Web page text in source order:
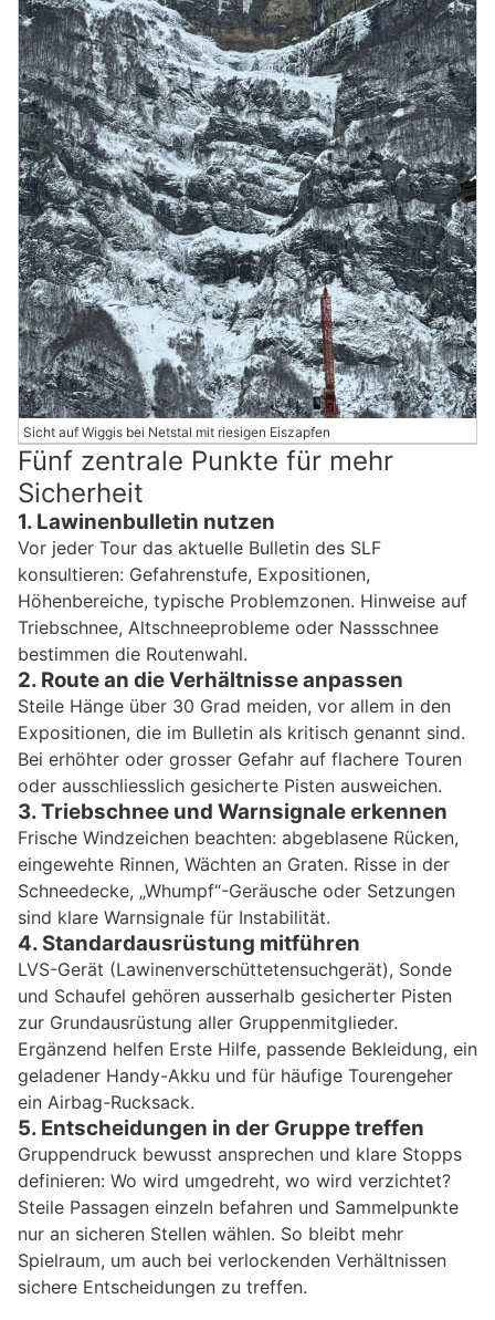
Sicht auf Wiggis bei Netstal mit riesigen Eiszapfen
Fünf zentrale Punkte für mehr
Sicherheit
1. Lawinenbulletin nutzen
Vor jeder Tour das aktuelle Bulletin des SLF
konsultieren: Gefahrenstufe, Expositionen,
Höhenbereiche, typische Problemzonen. Hinweise auf
Triebschnee, Altschneeprobleme oder Nassschnee
bestimmen die Routenwahl.
2. Route an die Verhältnisse anpassen
Steile Hänge über 30 Grad meiden, vor allem in den
Expositionen, die im Bulletin als kritisch genannt sind.
Bei erhöhter oder grosser Gefahr auf flachere Touren
oder ausschliesslich gesicherte Pisten ausweichen.
3. Triebschnee und Warnsignale erkennen
Frische Windzeichen beachten: abgeblasene Rücken,
eingewehte Rinnen, Wächten an Graten. Risse in der
Schneedecke, „Whumpf“-Geräusche oder Setzungen
sind klare Warnsignale für Instabilität.
4. Standardausrüstung mitführen
LVS-Gerät (Lawinenverschüttetensuchgerät), Sonde
und Schaufel gehören ausserhalb gesicherter Pisten
zur Grundausrüstung aller Gruppenmitglieder.
Ergänzend helfen Erste Hilfe, passende Bekleidung, ein
geladener Handy-Akku und für häufige Tourengeher
ein Airbag-Rucksack.
5. Entscheidungen in der Gruppe treffen
Gruppendruck bewusst ansprechen und klare Stopps
definieren: Wo wird umgedreht, wo wird verzichtet?
Steile Passagen einzeln befahren und Sammelpunkte
nur an sicheren Stellen wählen. So bleibt mehr
Spielraum, um auch bei verlockenden Verhältnissen
sichere Entscheidungen zu treffen.